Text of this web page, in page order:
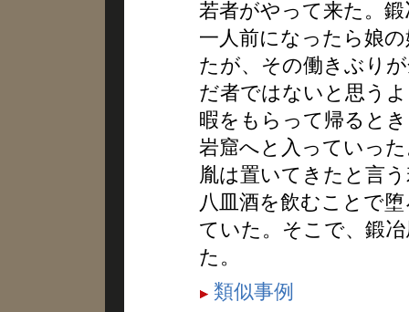
若者がやって来た。
一人前になったら娘
たが、その働きぶり
だ者ではないと思う
暇をもらって帰ると
岩窟へと入っていっ
胤は置いてきたと言
八皿酒を飲むことで
ていた。そこで、鍛
た。
類似事例